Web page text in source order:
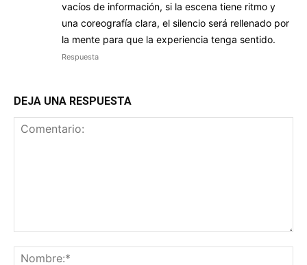
vacíos de información, si la escena tiene ritmo y
una coreografía clara, el silencio será rellenado por
la mente para que la experiencia tenga sentido.
Respuesta
DEJA UNA RESPUESTA